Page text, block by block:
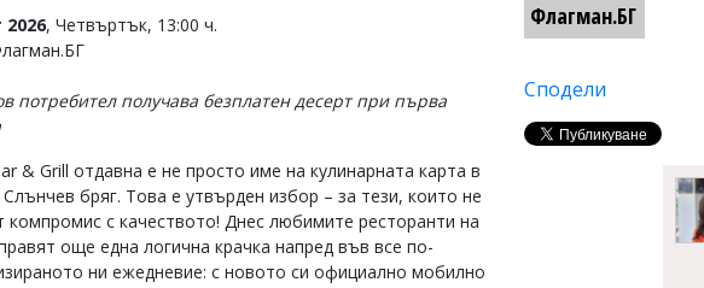
, Четвъртък, 13:00 ч.
потребител получава безплатен десерт при първа
& Grill отдавна е не просто име на кулинарната карта в
Слънчев бряг. Това е утвърден избор – за тези, които не
компромис с качеството! Днес любимите ресторанти на
още една логична крачка напред във все по-
ни ежедневие: с новото си официално мобилно
Флагман.БГ
Сподели